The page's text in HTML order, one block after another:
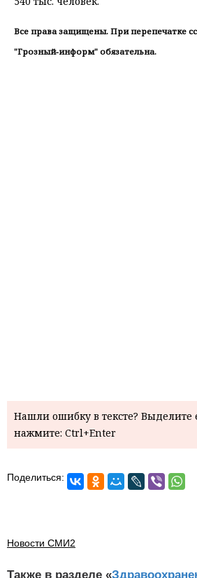
Все права защищены. При перепечатке
"Грозный-информ" обязательна.
Нашли ошибку в тексте?
нажмите: Ctrl+Enter
Поделиться:
Новости СМИ2
Также в разделе «